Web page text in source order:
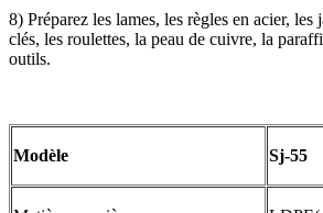
8) Préparez les lames, les règles en acier, les
clés, les roulettes, la peau de cuivre, la
outils.
Modèle Sj-55